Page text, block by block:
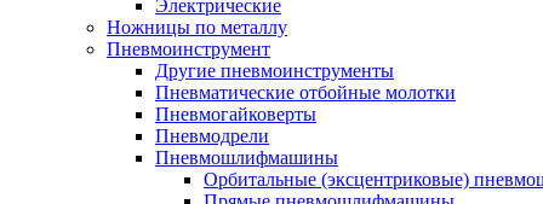
Электрические
Ножницы по металлу
Пневмоинструмент
Другие пневмоинструменты
Пневматические отбойные молотки
Пневмогайковерты
Пневмодрели
Пневмошлифмашины
Орбитальные (эксцентриковые)